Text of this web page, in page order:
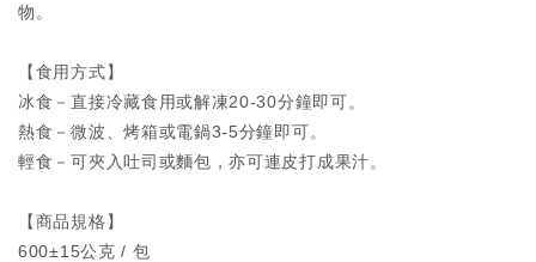
物。
【食用方式】
冰食－直接冷藏食用或解凍20-30分鐘即可。
熱食－微波、烤箱或電鍋3-5分鐘即可。
輕食－可夾入吐司或麵包，亦可連皮打成果汁。
【商品規格】
600±15公克 / 包